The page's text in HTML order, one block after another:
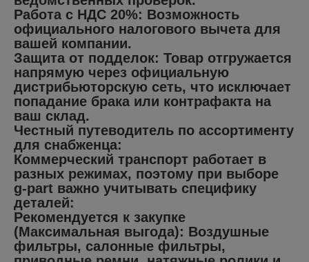
Работа с НДС 20%: Возможность
официального налогового вычета для
вашей компании.
Защита от подделок: Товар отгружается
напрямую через официальную
дистрибьюторскую сеть, что исключает
попадание брака или контрафакта на
ваш склад.
Честный путеводитель по ассортименту
для снабженца:
Коммерческий транспорт работает в
разных режимах, поэтому при выборе
g-part важно учитывать специфику
деталей:
Рекомендуется к закупке
(Максимальная выгода): Воздушные
фильтры, салонные фильтры,